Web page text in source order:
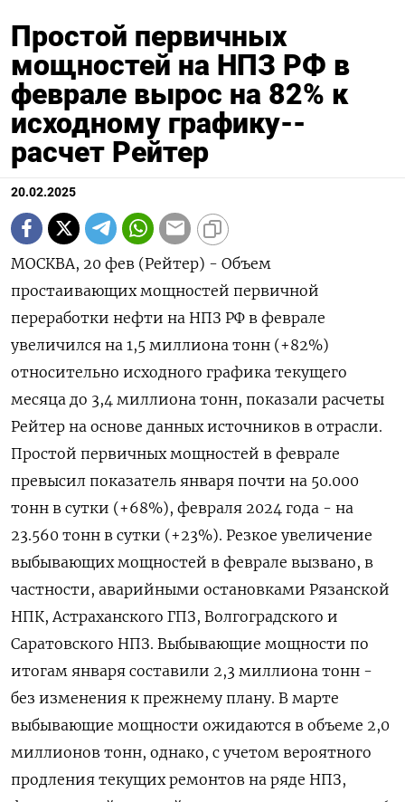
Простой первичных
мощностей на НПЗ РФ в
феврале вырос на 82% к
исходному графику--
расчет Рейтер
20.02.2025
МОСКВА, 20 фев (Рейтер) - Объем
простаивающих мощностей первичной
переработки нефти на НПЗ РФ в феврале
увеличился на 1,5 миллиона тонн (+82%)
относительно исходного графика текущего
месяца до 3,4 миллиона тонн, показали расчеты
Рейтер на основе данных источников в отрасли.
Простой первичных мощностей в феврале
превысил показатель января почти на 50.000
тонн в сутки (+68%), февраля 2024 года - на
23.560 тонн в сутки (+23%). Резкое увеличение
выбывающих мощностей в феврале вызвано, в
частности, аварийными остановками Рязанской
НПК, Астраханского ГПЗ, Волгоградского и
Саратовского НПЗ. Выбывающие мощности по
итогам января составили 2,3 миллиона тонн -
без изменения к прежнему плану. В марте
выбывающие мощности ожидаются в объеме 2,0
миллионов тонн, однако, с учетом вероятного
продления текущих ремонтов на ряде НПЗ,